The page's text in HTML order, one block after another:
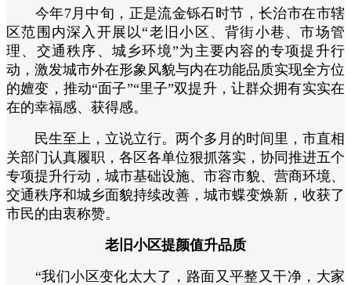
今年7月中旬，正是流金铄石时节，长治市在市辖
区范围内深入开展以“老旧小区、背街小巷、市场管
理、交通秩序、城乡环境”为主要内容的专项提升行
动，激发城市外在形象风貌与内在功能品质实现全方位
的嬗变，推动“面子”“里子”双提升，让群众拥有实实在
在的幸福感、获得感。
民生至上，立说立行。两个多月的时间里，市直相
关部门认真履职，各区各单位狠抓落实，协同推进五个
专项提升行动，城市基础设施、市容市貌、营商环境、
交通秩序和城乡面貌持续改善，城市蝶变焕新，收获了
市民的由衷称赞。
老旧小区提颜值升品质
“我们小区变化太大了，路面又平整又干净，大家